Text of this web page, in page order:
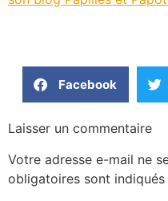
Facebook
Laisser un commentaire
Votre adresse e-mail ne
obligatoires sont indiqués